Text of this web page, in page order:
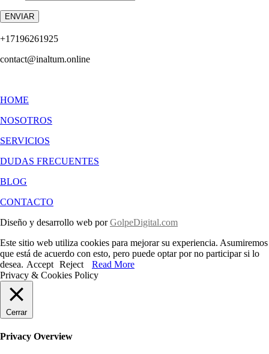
ENVIAR
+17196261925
contact@inaltum.online
HOME
NOSOTROS
SERVICIOS
DUDAS FRECUENTES
BLOG
CONTACTO
Diseño y desarrollo web porGolpeDigital.com
Este sitio web utiliza cookies para mejorar su experiencia. Asumiremos
que está de acuerdo con esto, pero puede optar por no participar si lo
desea. Accept Reject
Read More
Privacy & Cookies Policy
Cerrar
Privacy Overview